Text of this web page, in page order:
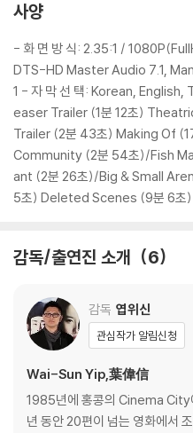
사양
- 화 면 방 식: 2.35:1 /
DTS-HD Master Audio 7.1,
1 - 자 막 선 택: Korean,
easer Trailer (1분 12초)
Trailer (2분 43초) Making Of
Community (2분 54초)/Fish
ant (2분 26초)/Big & Small
5초) Deleted Scenes (9분 6초
감독/출연진 소개 6
감독 엽위신
관심작가 알림신청
Wai-Sun Yip,葉偉信
1985년에 홍콩의 Cinema City
년 동안 20편이 넘는 영화에서